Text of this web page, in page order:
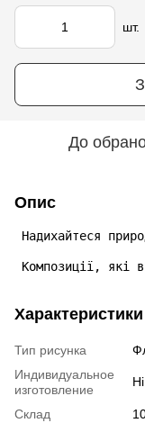
шт.
До
Опис
Надихайтеся
Композиції, які
Характеристики
Тип рисунка
Индивидуальное
изготовление
Ні
Склад